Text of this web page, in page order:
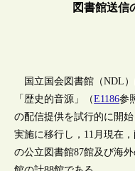
図書館送信
国立国会図書館（NDL）
「歴史的音源」（E1186参
の配信提供を試行的に開
実施に移行し，11月現在
の公立図書館87館及び海